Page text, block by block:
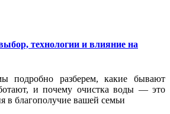
технологии и влияние на
подробно разберем, какие бывают
и почему очистка воды — это
в благополучие вашей семьи